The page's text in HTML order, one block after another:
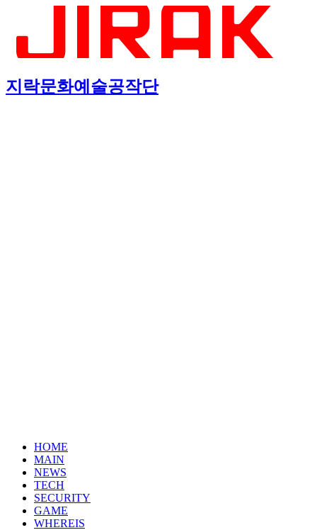
지락문화예술공작단
HOME
MAIN
NEWS
TECH
SECURITY
GAME
WHEREIS